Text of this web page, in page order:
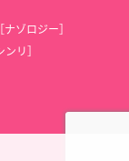
ゾロジー］
リ］